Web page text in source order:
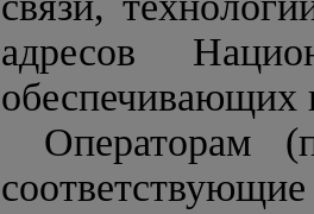
адресов
обеспечивающих
Операторам